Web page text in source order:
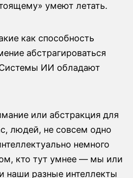
умеют летать.
как способность
абстрагироваться
Системы ИИ обладают
или абстракция для
людей, не совсем одно
немного
кто тут умнее — мы или
наши разные интеллекты